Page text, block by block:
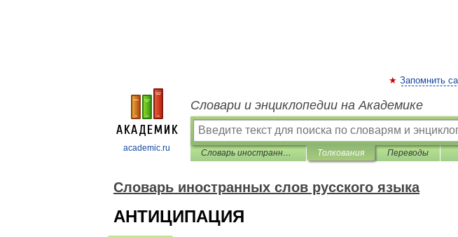
academic.ru
Запомнить
Словари и энциклопедии на Академике
Словарь иностранных слов русского языка Толкования Переводы
Словарь иностранных слов русского языка
АНТИЦИПАЦИЯ